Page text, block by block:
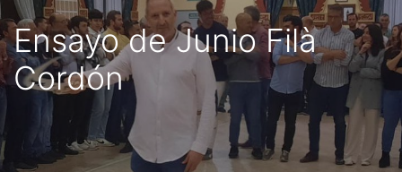
Ensayo de Junio Filà
Cordón